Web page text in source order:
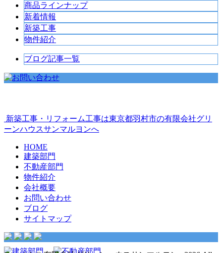
商品ラインナップ
新着情報
新築工事
物件紹介
ブログ記事一覧
新築工事・リフォーム工事は東京都羽村市の有限会社グリ
ーンハウスサンマルヨンへ
HOME
建築部門
不動産部門
物件紹介
会社概要
お問い合わせ
ブログ
サイトマップ